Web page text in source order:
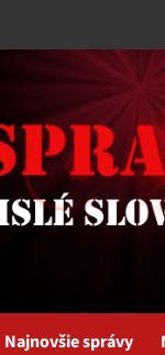
Najnovšie správy